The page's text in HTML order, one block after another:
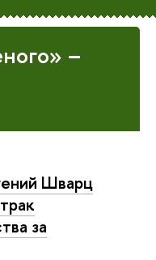
–
Шварц
за